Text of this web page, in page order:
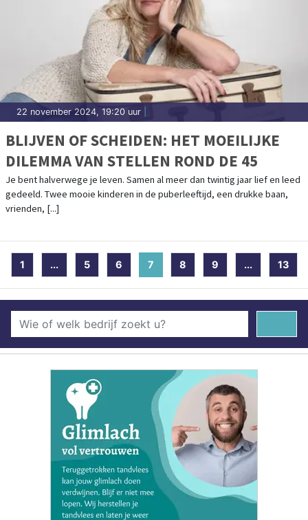
22 november 2024, 19:20 uur
BLIJVEN OF SCHEIDEN: HET MOEILIJKE
DILEMMA VAN STELLEN ROND DE 45
Je bent halverwege je leven. Samen al meer dan twintig jaar lief en leed
gedeeld. Twee mooie kinderen in de puberleeftijd, een drukke baan,
vrienden, [...]
1 ... 5 6 7 (current)
8 9 ... 13